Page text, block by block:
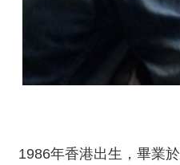
1986年香港出生，畢業